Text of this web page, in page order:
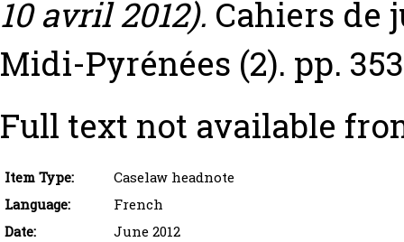
10 avril 2012). Cahiers de
Midi-Pyrénées (2). pp.
Full text not available
Item Type:
Caselaw headnote
Language:
French
Date:
June 2012